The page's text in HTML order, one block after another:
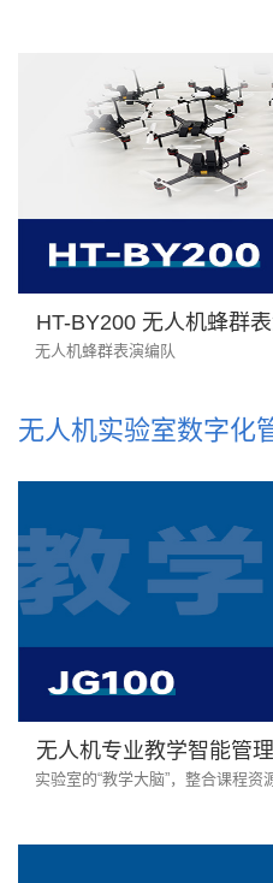
HT-BY200 无人机蜂群
无人机蜂群表演编队
无人机实验室数字化
无人机专业教学智能管
实验室的“教学大脑”，整合课程资